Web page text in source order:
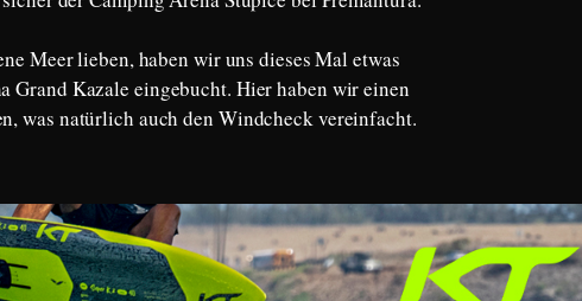
Meer lieben, haben wir uns dieses Mal etwas
Grand Kazale eingebucht. Hier haben wir einen
was natürlich auch den Windcheck vereinfacht.